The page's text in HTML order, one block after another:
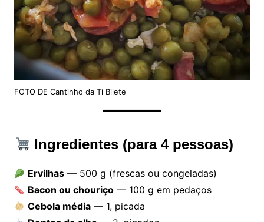
FOTO DE Cantinho da Ti Bilete
Ingredientes (para 4 pessoas)
Ervilhas — 500 g (frescas ou congeladas)
Bacon ou chouriço — 100 g em pedaços
Cebola média — 1, picada